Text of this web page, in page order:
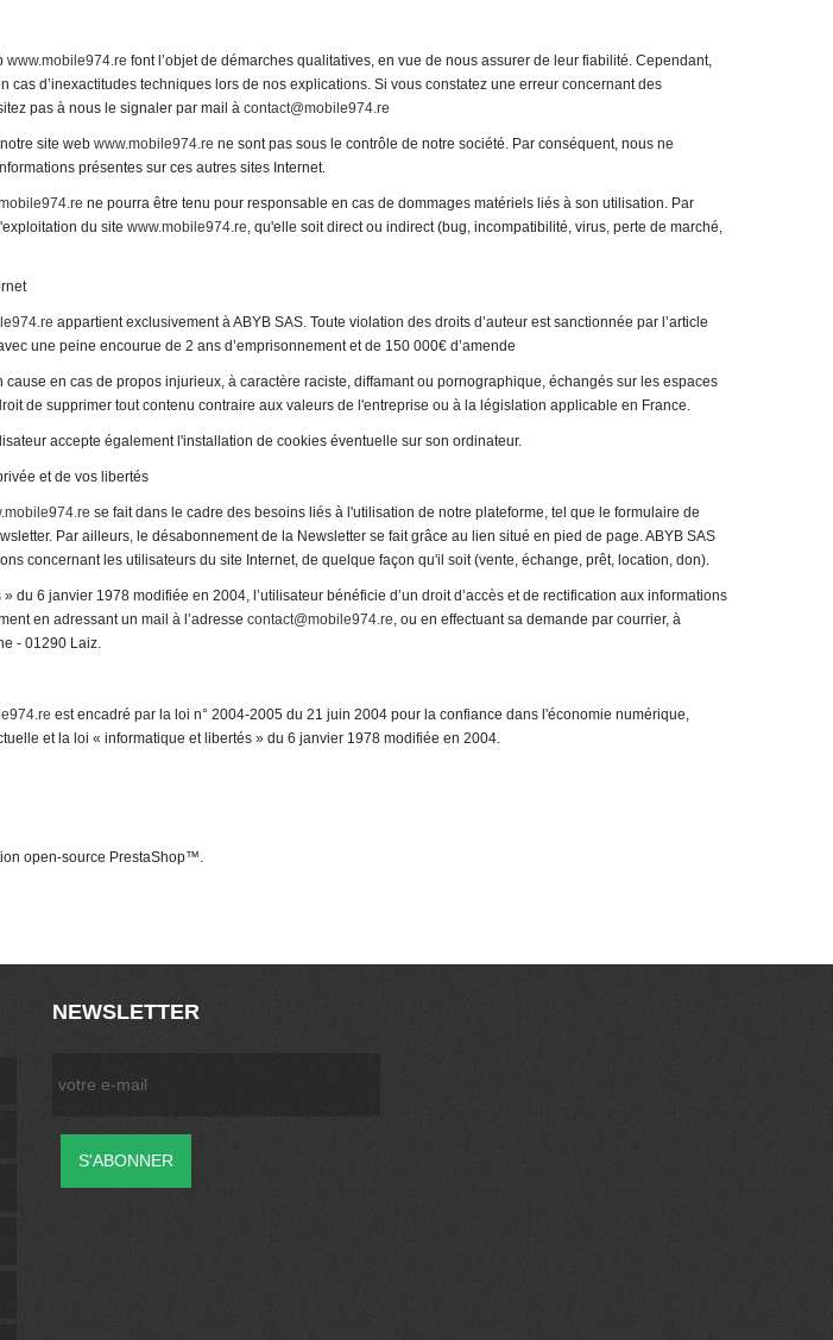
www.mobile974.re font l’objet de démarches qualitatives, en vue de nous assurer de leur fiabilité. Cependant,
cas d’inexactitudes techniques lors de nos explications. Si vous constatez une erreur concernant des
pas à nous le signaler par mail à contact@mobile974.re
site web www.mobile974.re ne sont pas sous le contrôle de notre société. Par conséquent, nous ne
présentes sur ces autres sites Internet.
ne pourra être tenu pour responsable en cas de dommages matériels liés à son utilisation. Par
du site www.mobile974.re, qu'elle soit direct ou indirect (bug, incompatibilité, virus, perte de marché,
appartient exclusivement à ABYB SAS. Toute violation des droits d’auteur est sanctionnée par l’article
une peine encourue de 2 ans d’emprisonnement et de 150 000€ d’amende
cause en cas de propos injurieux, à caractère raciste, diffamant ou pornographique, échangés sur les espaces
de supprimer tout contenu contraire aux valeurs de l'entreprise ou à la législation applicable en France.
accepte également l'installation de cookies éventuelle sur son ordinateur.
et de vos libertés
se fait dans le cadre des besoins liés à l'utilisation de notre plateforme, tel que le formulaire de
Par ailleurs, le désabonnement de la Newsletter se fait grâce au lien situé en pied de page. ABYB SAS
concernant les utilisateurs du site Internet, de quelque façon qu'il soit (vente, échange, prêt, location, don).
du 6 janvier 1978 modifiée en 2004, l’utilisateur bénéficie d’un droit d’accès et de rectification aux informations
en adressant un mail à l’adresse contact@mobile974.re, ou en effectuant sa demande par courrier, à
- 01290 Laiz.
est encadré par la loi n° 2004-2005 du 21 juin 2004 pour la confiance dans l'économie numérique,
et la loi « informatique et libertés » du 6 janvier 1978 modifiée en 2004.
open-source PrestaShop™.
NEWSLETTER